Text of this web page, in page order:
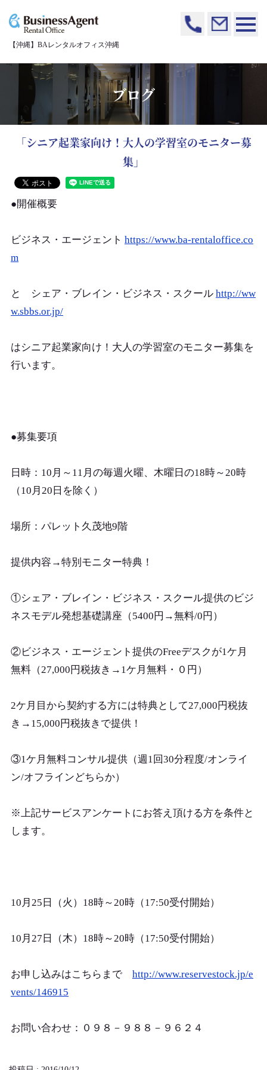
【沖縄】BAレンタルオフィス沖縄
ブログ
「シニア起業家向け！大人の学習室のモニター募
集」
●開催概要
ビジネス・エージェント https://www.ba-rentaloffice.co
m
と シェア・ブレイン・ビジネス・スクール http://ww
w.sbbs.or.jp/
はシニア起業家向け！大人の学習室のモニター募集を
行います。
●募集要項
日時：10月～11月の毎週火曜、木曜日の18時～20時
（10月20日を除く）
場所：パレット久茂地9階
提供内容→特別モニター特典！
①シェア・ブレイン・ビジネス・スクール提供のビジ
ネスモデル発想基礎講座（5400円→無料/0円）
②ビジネス・エージェント提供のFreeデスクが1ケ月
無料（27,000円税抜き→1ケ月無料・０円）
2ケ月目から契約する方には特典として27,000円税抜
き→15,000円税抜きで提供！
③1ケ月無料コンサル提供（週1回30分程度/オンライ
ン/オフラインどちらか）
※上記サービスアンケートにお答え頂ける方を条件と
します。
10月25日（火）18時～20時（17:50受付開始）
10月27日（木）18時～20時（17:50受付開始）
お申し込みはこちらまで http://www.reservestock.jp/e
vents/146915
お問い合わせ：０９８－９８８－９６２４